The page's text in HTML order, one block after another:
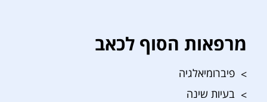
מרפאות הסוף לכאב
פיברומיאלגיה
בעיות שינה